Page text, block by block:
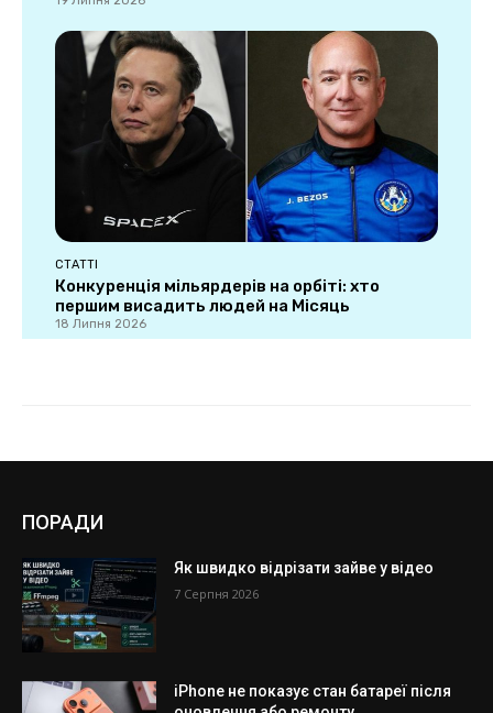
ПОРАДИ
Як швидко відрізати зайве у відео
7 Серпня 2026
iPhone не показує стан батареї після